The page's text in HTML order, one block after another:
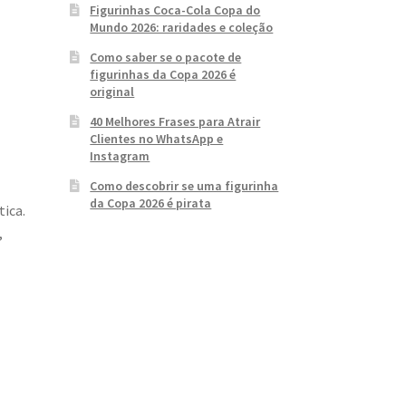
Figurinhas Coca-Cola Copa do
Mundo 2026: raridades e coleção
Como saber se o pacote de
figurinhas da Copa 2026 é
original
40 Melhores Frases para Atrair
Clientes no WhatsApp e
Instagram
Como descobrir se uma figurinha
da Copa 2026 é pirata